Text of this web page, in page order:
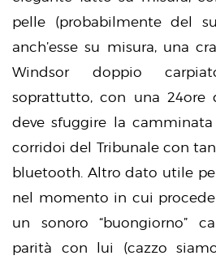
pelle (probabilmente del
anch’esse su misura, una
Windsor doppio
soprattutto, con una 24ore
deve sfuggire la
corridoi del Tribunale con
bluetooth. Altro dato utile
nel momento in cui
un sonoro “buongiorno”
parità con lui (cazzo